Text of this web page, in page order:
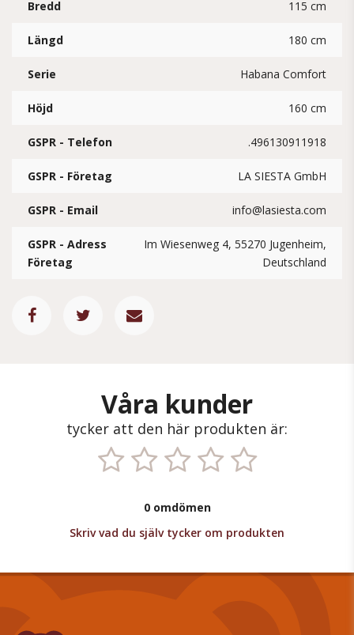
Bredd 115 cm
Längd 180 cm
Serie Habana Comfort
Höjd 160 cm
GSPR - Telefon .496130911918
GSPR - Företag LA SIESTA GmbH
GSPR - Email info@lasiesta.com
GSPR - Adress
Företag
Im Wiesenweg 4, 55270 Jugenheim,
Deutschland
Våra kunder
tycker att den här produkten är:
0 omdömen
Skriv vad du själv tycker om produkten